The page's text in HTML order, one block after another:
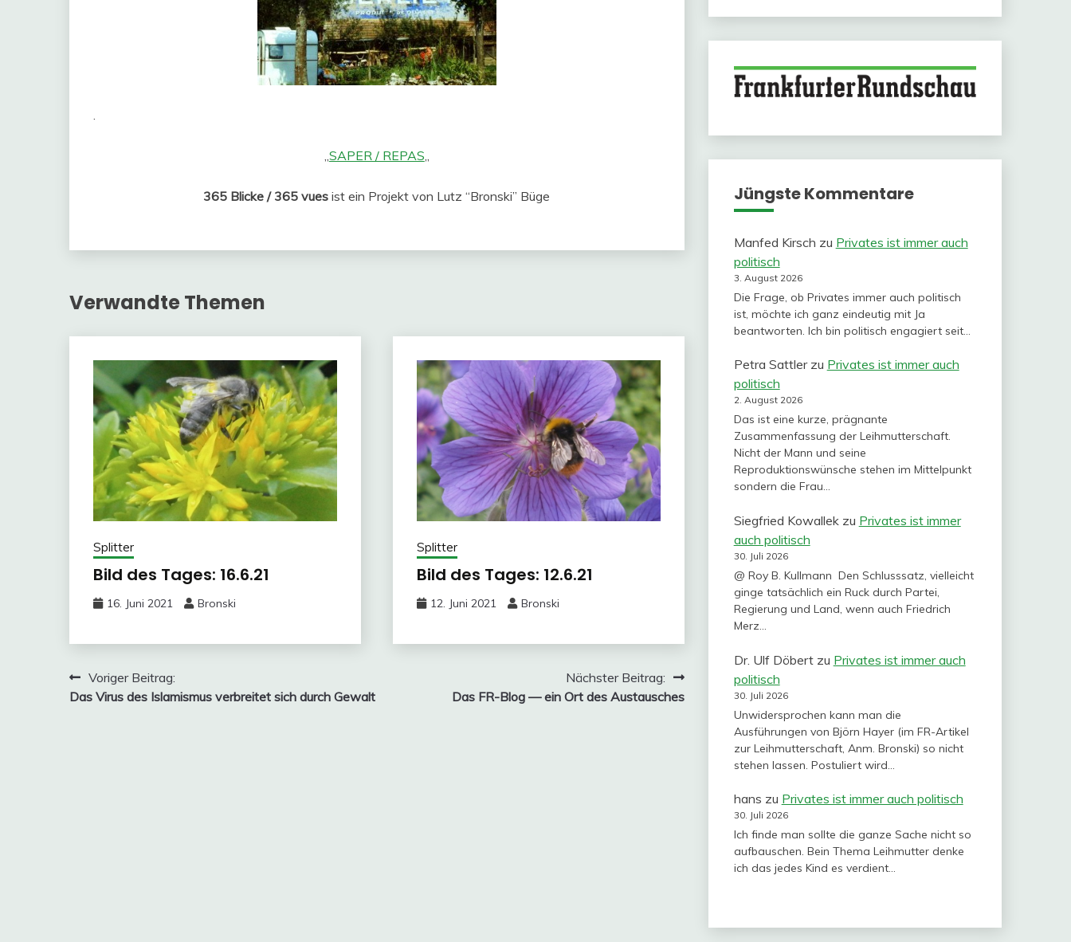
.
„SAPER / REPAS„
365 Blicke / 365 vues ist ein Projekt von Lutz “Bronski” Büge
Verwandte Themen
Splitter
Bild des Tages: 16.6.21
16. Juni 2021 Bronski
Splitter
Bild des Tages: 12.6.21
12. Juni 2021 Bronski
Beitragsnavigation
Voriger Beitrag:
Das Virus des Islamismus verbreitet sich durch Gewalt
Nächster Beitrag:
Das FR-Blog — ein Ort des Austausches
Jüngste Kommentare
Manfed Kirsch zu Privates ist immer auch
politisch
3. August 2026
Die Frage, ob Privates immer auch politisch
ist, möchte ich ganz eindeutig mit Ja
beantworten. Ich bin politisch engagiert seit…
Petra Sattlerzu Privates ist immer auch
politisch
2. August 2026
Das ist eine kurze, prägnante
Zusammenfassung der Leihmutterschaft.
Nicht der Mann und seine
Reproduktionswünsche stehen im Mittelpunkt
sondern die Frau…
Siegfried Kowallekzu Privates ist immer
auch politisch
30. Juli 2026
@ Roy B. Kullmann Den Schlusssatz, vielleicht
ginge tatsächlich ein Ruck durch Partei,
Regierung und Land, wenn auch Friedrich
Merz…
Dr. Ulf Döbertzu Privates ist immer auch
politisch
30. Juli 2026
Unwidersprochen kann man die
Ausführungen von Björn Hayer (im FR-Artikel
zur Leihmutterschaft, Anm. Bronski) so nicht
stehen lassen. Postuliert wird…
hans zu Privates ist immer auch politisch
30. Juli 2026
Ich finde man sollte die ganze Sache nicht so
aufbauschen. Bein Thema Leihmutter denke
ich das jedes Kind es verdient…